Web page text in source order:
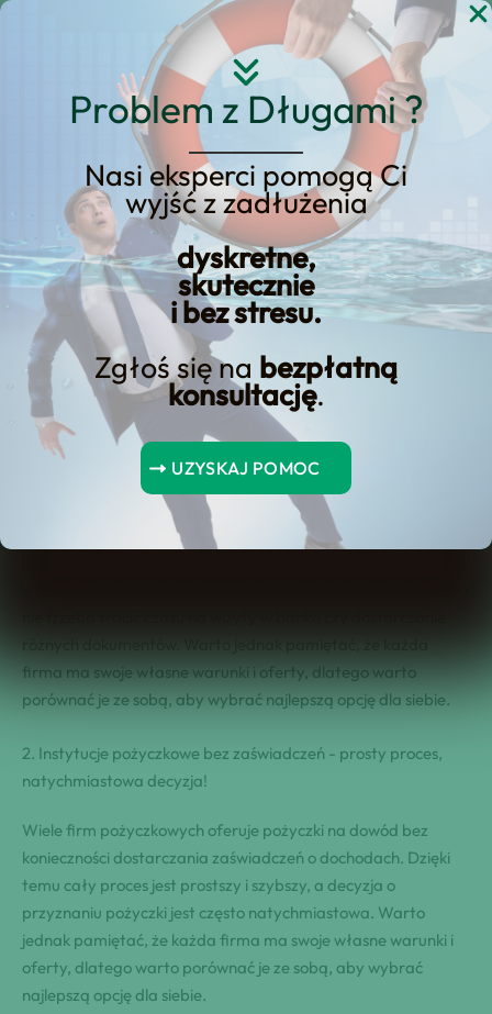
Problem z Długami ?
Nasi eksperci pomogą Ci
wyjść z zadłużenia
dyskretne,
skutecznie
i bez stresu.
Zgłoś się na bezpłatną
konsultację.
UZYSKAJ POMOC
Przejdź
Sprawdzone sposoby na
szybkie i wygodne
pozyskanie środków
finansowych!
1.jpg” alt=”Pozyczka na dowod”⁢ />
1. Szybka pożyczka ⁢na dowód -⁢ znajdź najlepszą ofertę online!
W dzisiejszych czasach ⁢wzięcie pożyczki na dowód jest bardzo
firma ma swoje własne warunki i oferty, dlatego warto
porównać je ze sobą, aby wybrać najlepszą opcję‍ dla siebie.
2. Instytucje pożyczkowe⁢ bez zaświadczeń ​- prosty ​proces,
⁤natychmiastowa ⁣decyzja!
Wiele firm pożyczkowych oferuje pożyczki na dowód bez
konieczności dostarczania zaświadczeń o ⁣dochodach. ​Dzięki
⁤temu cały proces jest prostszy i szybszy, a decyzja⁣ o
przyznaniu ⁤pożyczki jest często natychmiastowa. Warto
jednak pamiętać, że ⁢każda firma ma swoje własne warunki i
oferty, dlatego warto porównać je ze sobą, aby wybrać​
najlepszą opcję dla siebie.